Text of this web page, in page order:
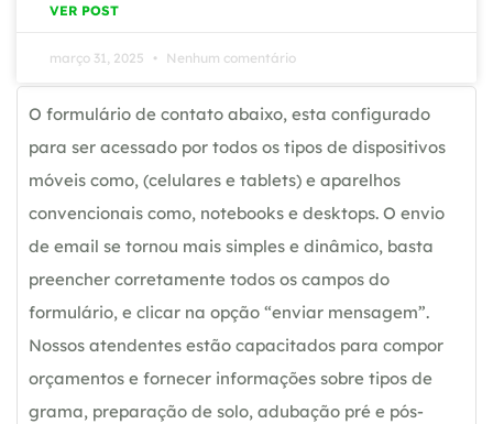
VER POST
março 31, 2025 Nenhum comentário
O formulário de contato abaixo, esta configurado
para ser acessado por todos os tipos de dispositivos
móveis como, (celulares e tablets) e aparelhos
convencionais como, notebooks e desktops. O envio
de email se tornou mais simples e dinâmico, basta
preencher corretamente todos os campos do
formulário, e clicar na opção “enviar mensagem”.
Nossos atendentes estão capacitados para compor
orçamentos e fornecer informações sobre tipos de
grama, preparação de solo, adubação pré e pós-